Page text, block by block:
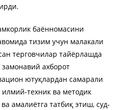
баённомасини
тизим учун малакали
терговчилар тайёрлашда
ахборот
ютуқлардан самарали
техник ва методик
амалиётга татбиқ этиш, суд-